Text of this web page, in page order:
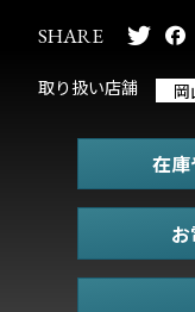
SHARE
取り扱い店舗
在